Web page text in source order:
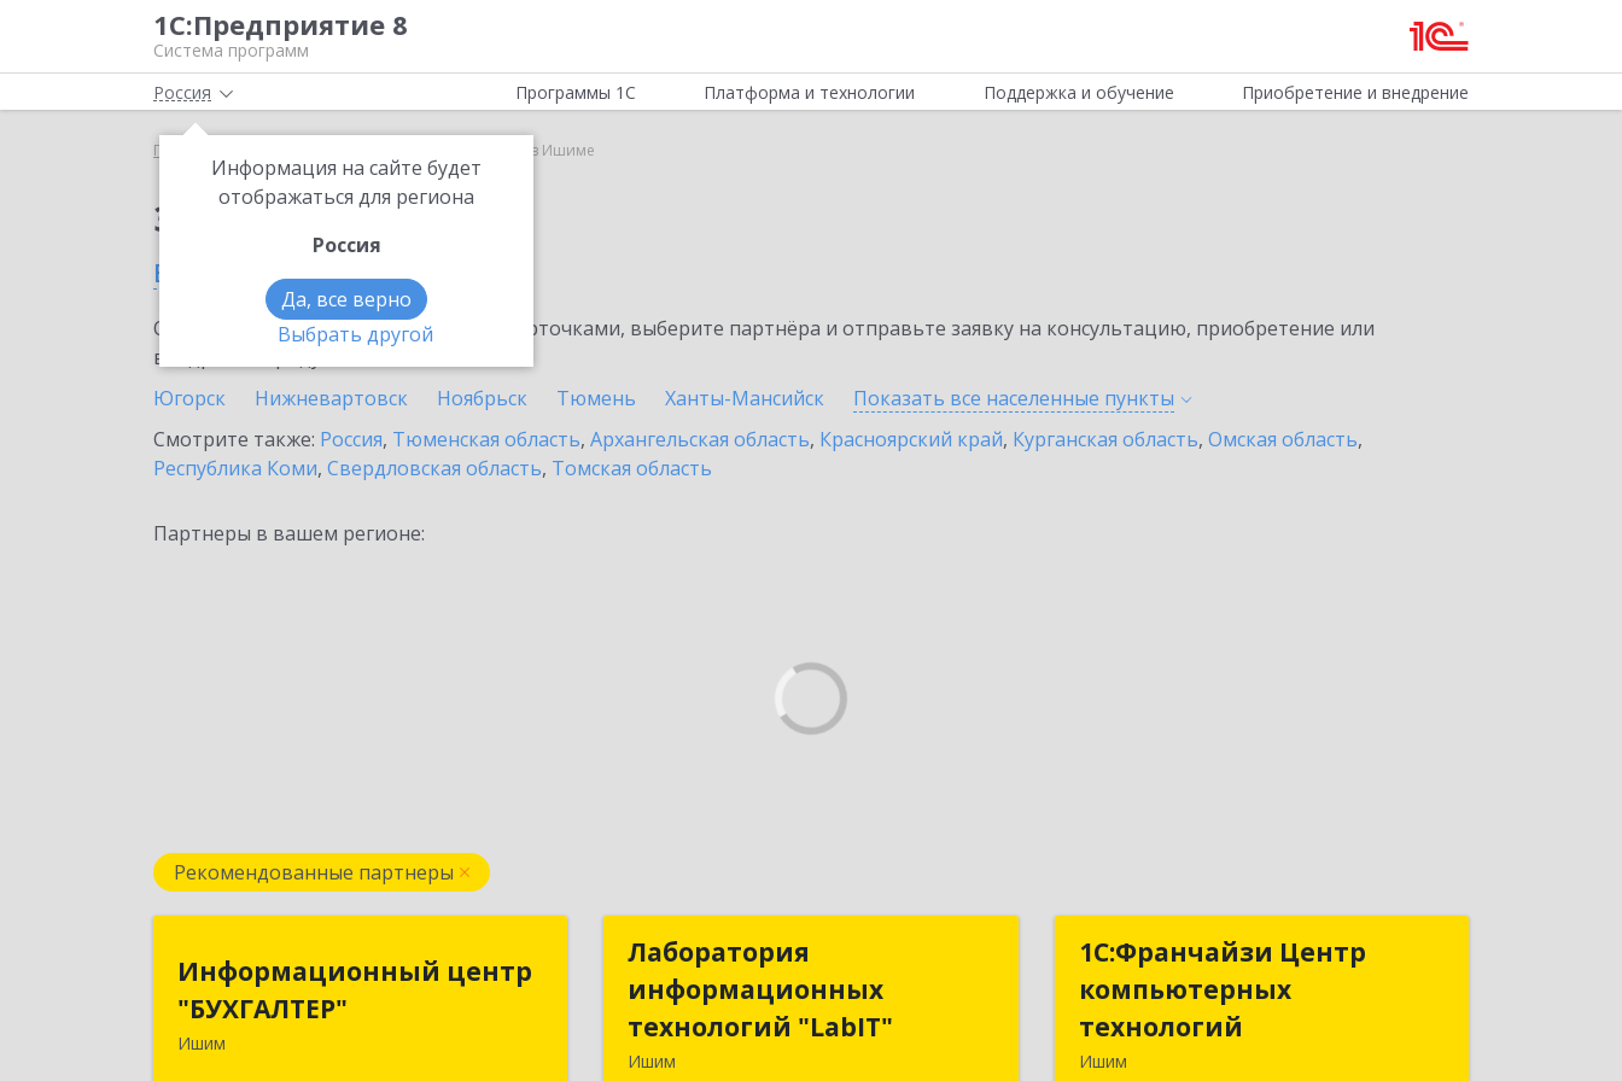
1С:Предприятие 8
Система программ
Россия
Информация на сайте будет
отображаться для региона
Россия
Да, все верно
Выбрать другой
Программы 1С Платформа и технологии Поддержка и обучение Приобретение и внедрение
Главная 1С:Кредит в Ишиме
Заказать 1С:Кредит
в Ишиме
Ознакомьтесь с информационными карточками, выберите партнёра и отправьте заявку на консультацию, приобретение или
внедрение продукта.
Югорск
Нижневартовск Ноябрьск Тюмень Ханты-Мансийск Показать все населенные пункты
Смотрите также: Россия, Тюменская область, Архангельская область, Красноярский край, Курганская область, Омская область,
Республика Коми, Свердловская область, Томская область
Партнеры в вашем регионе:
Рекомендованные партнеры
Информационный центр
"БУХГАЛТЕР"
Ишим
Информационный центр
"БУХГАЛТЕР"
Лаборатория
информационных
технологий "LabIT"
Ишим
информационных
технологий "LabIT"
1С:Франчайзи Центр
компьютерных
технологий
Ишим
1С:Франчайзи Центр
компьютерных